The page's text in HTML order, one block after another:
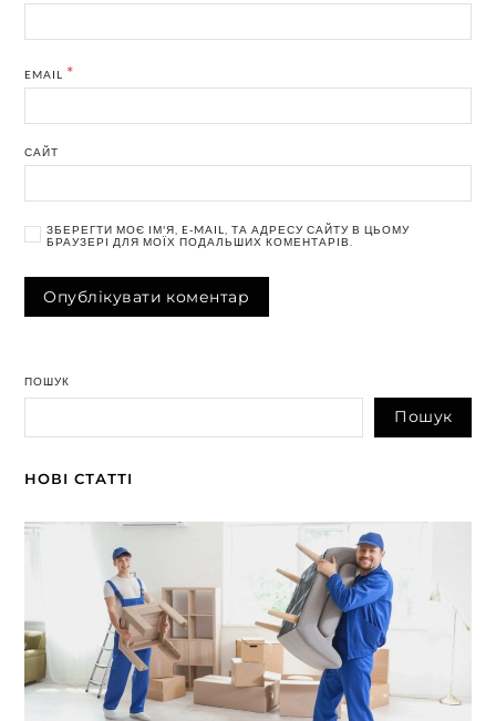
EMAIL *
САЙТ
ЗБЕРЕГТИ МОЄ ІМ'Я, E-MAIL, ТА АДРЕСУ САЙТУ В ЦЬОМУ
БРАУЗЕРІ ДЛЯ МОЇХ ПОДАЛЬШИХ КОМЕНТАРІВ.
ПОШУК
Пошук
НОВІ СТАТТІ